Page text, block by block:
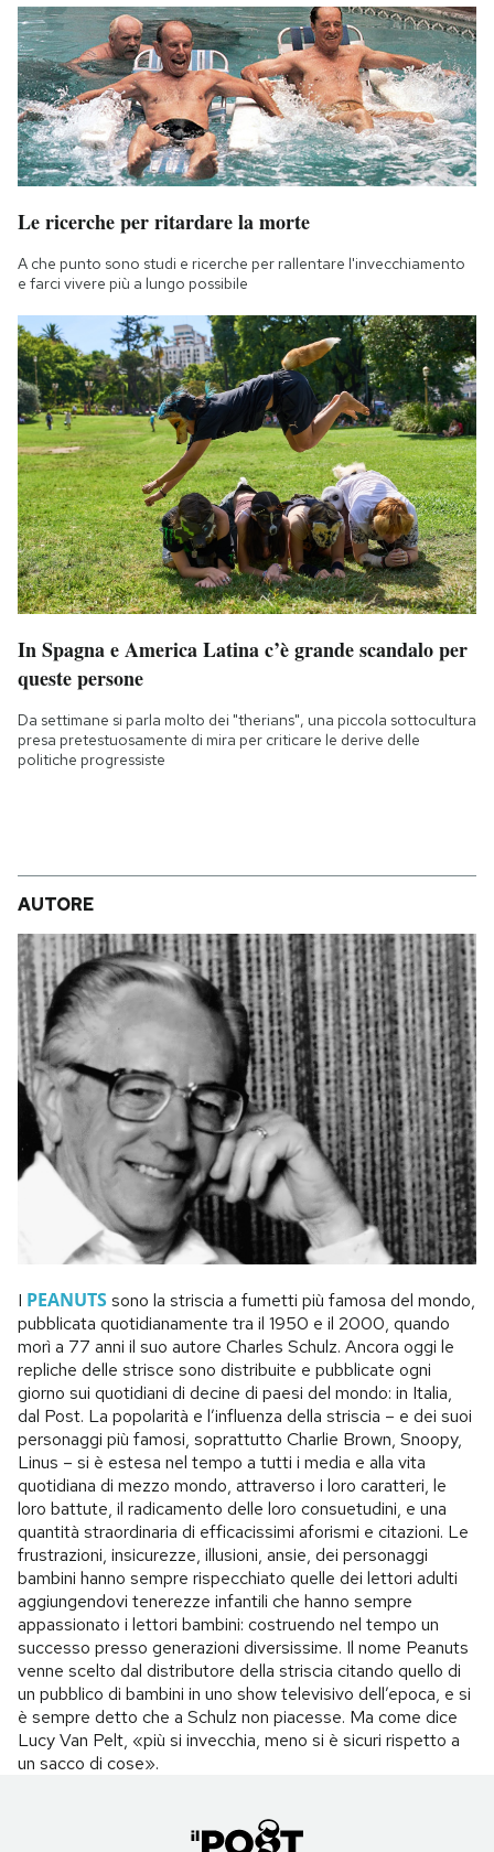
Le ricerche per ritardare la morte
A che punto sono studi e ricerche per rallentare l'invecchiamento
e farci vivere più a lungo possibile
In Spagna e America Latina c’è grande scandalo per
queste persone
Da settimane si parla molto dei "therians", una piccola sottocultura
presa pretestuosamente di mira per criticare le derive delle
politiche progressiste
AUTORE
I PEANUTSsono la striscia a fumetti più famosa del mondo,
pubblicata quotidianamente tra il 1950 e il 2000, quando
morì a 77 anni il suo autore Charles Schulz. Ancora oggi le
repliche delle strisce sono distribuite e pubblicate ogni
giorno sui quotidiani di decine di paesi del mondo: in Italia,
dal Post. La popolarità e l’influenza della striscia – e dei suoi
personaggi più famosi, soprattutto Charlie Brown, Snoopy,
Linus – si è estesa nel tempo a tutti i media e alla vita
quotidiana di mezzo mondo, attraverso i loro caratteri, le
loro battute, il radicamento delle loro consuetudini, e una
quantità straordinaria di efficacissimi aforismi e citazioni. Le
frustrazioni, insicurezze, illusioni, ansie, dei personaggi
bambini hanno sempre rispecchiato quelle dei lettori adulti
aggiungendovi tenerezze infantili che hanno sempre
appassionato i lettori bambini: costruendo nel tempo un
successo presso generazioni diversissime. Il nome Peanuts
venne scelto dal distributore della striscia citando quello di
un pubblico di bambini in uno show televisivo dell’epoca, e si
è sempre detto che a Schulz non piacesse. Ma come dice
Lucy Van Pelt, «più si invecchia, meno si è sicuri rispetto a
un sacco di cose».